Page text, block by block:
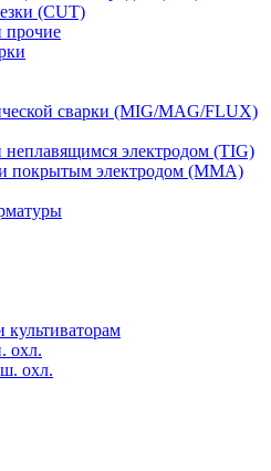
(CUT)
прочие
сварки (MIG/MAG/FLUX)
электродом (TIG)
покрытым электродом (MMA)
культиваторам
охл.
охл.